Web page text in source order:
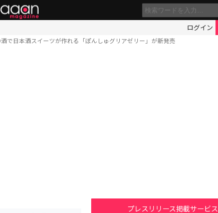
ログイン
で日本酒スイーツが作れる「ぽんしゅグリアゼリー」が新発売
プレスリリース掲載サービス